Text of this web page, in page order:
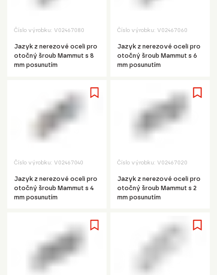
Číslo výrobku: V02467080
Jazyk z nerezové oceli pro
otočný šroub Mammut s 8
mm posunutím
Číslo výrobku: V02467060
Jazyk z nerezové oceli pro
otočný šroub Mammut s 6
mm posunutím
Číslo výrobku: V02467040
Jazyk z nerezové oceli pro
otočný šroub Mammut s 4
mm posunutím
Číslo výrobku: V02467020
Jazyk z nerezové oceli pro
otočný šroub Mammut s 2
mm posunutím